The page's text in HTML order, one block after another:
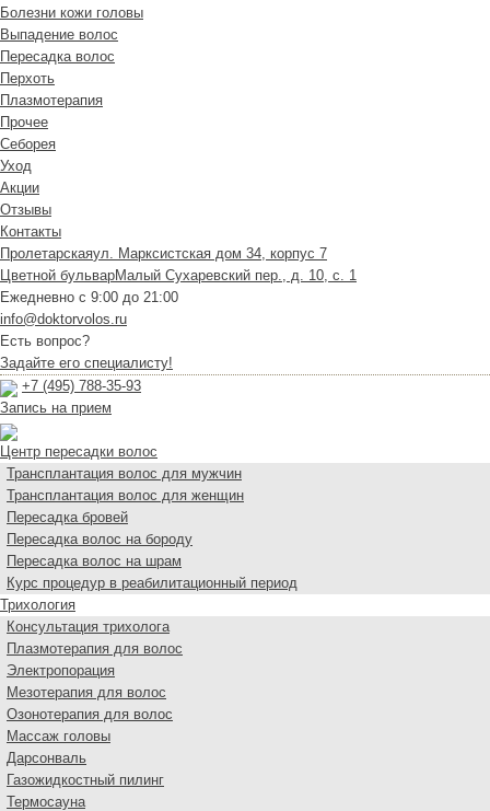
Болезни кожи головы
Выпадение волос
Пересадка волос
Перхоть
Плазмотерапия
Прочее
Себорея
Уход
Акции
Отзывы
Контакты
Пролетарскаяул. Марксистская дом 34, корпус 7
Цветной бульварМалый Сухаревский пер., д. 10, с. 1
Ежедневно с 9:00 до 21:00
info@doktorvolos.ru
Есть вопрос?
Задайте его специалисту!
+7 (495) 788-35-93
Запись на прием
Центр пересадки волос
Трансплантация волос для мужчин
Трансплантация волос для женщин
Пересадка бровей
Пересадка волос на бороду
Пересадка волос на шрам
Курс процедур в реабилитационный период
Трихология
Консультация трихолога
Плазмотерапия для волос
Электропорация
Мезотерапия для волос
Озонотерапия для волос
Массаж головы
Дарсонваль
Газожидкостный пилинг
Термосауна